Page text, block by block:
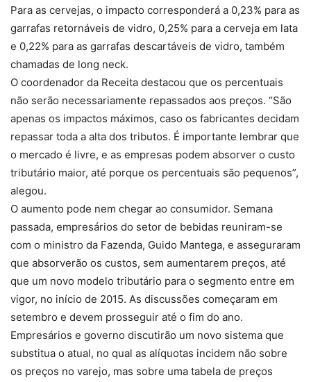
Para as cervejas, o impacto corresponderá a 0,23% para as
garrafas retornáveis de vidro, 0,25% para a cerveja em lata
e 0,22% para as garrafas descartáveis de vidro, também
chamadas de long neck.
O coordenador da Receita destacou que os percentuais
não serão necessariamente repassados aos preços. “São
apenas os impactos máximos, caso os fabricantes decidam
repassar toda a alta dos tributos. É importante lembrar que
o mercado é livre, e as empresas podem absorver o custo
tributário maior, até porque os percentuais são pequenos”,
alegou.
O aumento pode nem chegar ao consumidor. Semana
passada, empresários do setor de bebidas reuniram-se
com o ministro da Fazenda, Guido Mantega, e asseguraram
que absorverão os custos, sem aumentarem preços, até
que um novo modelo tributário para o segmento entre em
vigor, no início de 2015. As discussões começaram em
setembro e devem prosseguir até o fim do ano.
Empresários e governo discutirão um novo sistema que
substitua o atual, no qual as alíquotas incidem não sobre
os preços no varejo, mas sobre uma tabela de preços